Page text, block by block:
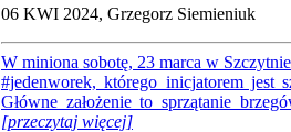
06 KWI 2024, Grzegorz Siemieniuk
W miniona sobotę, 23 marca w
#jedenworek, którego inicjatorem jest
Główne założenie to sprzątanie
[przeczytaj więcej]